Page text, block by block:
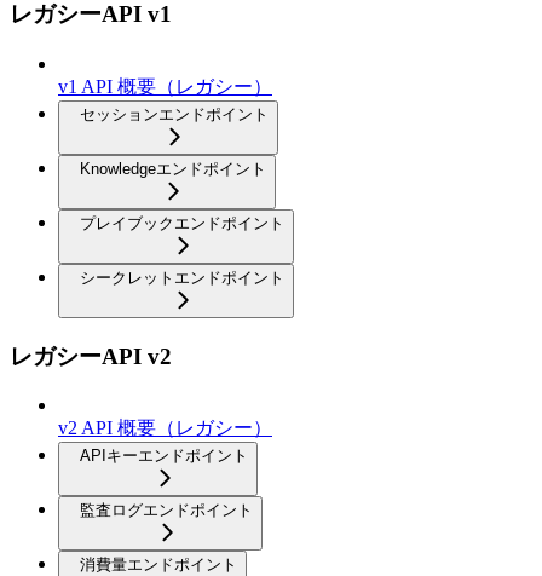
レガシーAPI v1
v1 API 概要（レガシー）
セッションエンドポイント
Knowledgeエンドポイント
プレイブックエンドポイント
シークレットエンドポイント
レガシーAPI v2
v2 API 概要（レガシー）
APIキーエンドポイント
監査ログエンドポイント
消費量エンドポイント